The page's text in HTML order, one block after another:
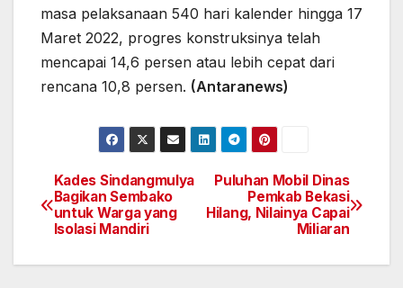
masa pelaksanaan 540 hari kalender hingga 17
Maret 2022, progres konstruksinya telah
mencapai 14,6 persen atau lebih cepat dari
rencana 10,8 persen. (Antaranews)
Navigasi
pos
Puluhan Mobil Dinas
Pemkab Bekasi
Hilang, Nilainya Capai
Miliaran
Kades Sindangmulya
Bagikan Sembako
untuk Warga yang
Isolasi Mandiri